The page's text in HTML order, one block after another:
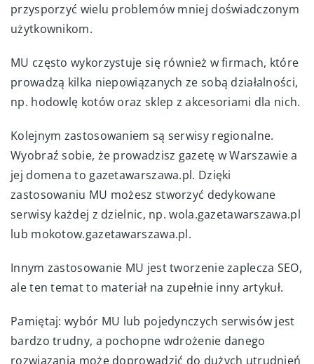
przysporzyć wielu problemów mniej doświadczonym
użytkownikom.
MU często wykorzystuje się również w firmach, które
prowadzą kilka niepowiązanych ze sobą działalności,
np. hodowlę kotów oraz sklep z akcesoriami dla nich.
Kolejnym zastosowaniem są serwisy regionalne.
Wyobraź sobie, że prowadzisz gazetę w Warszawie a
jej domena to gazetawarszawa.pl. Dzięki
zastosowaniu MU możesz stworzyć dedykowane
serwisy każdej z dzielnic, np. wola.gazetawarszawa.pl
lub mokotow.gazetawarszawa.pl.
Innym zastosowanie MU jest tworzenie zaplecza SEO,
ale ten temat to materiał na zupełnie inny artykuł.
Pamiętaj: wybór MU lub pojedynczych serwisów jest
bardzo trudny, a pochopne wdrożenie danego
rozwiązania może doprowadzić do dużych utrudnień